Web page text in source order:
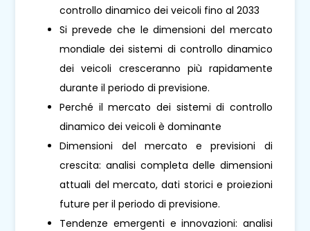
controllo dinamico dei veicoli fino al 2033
Si prevede che le dimensioni del mercato
mondiale dei sistemi di controllo dinamico
dei veicoli cresceranno più rapidamente
durante il periodo di previsione.
Perché il mercato dei sistemi di controllo
dinamico dei veicoli è dominante
Dimensioni del mercato e previsioni di
crescita: analisi completa delle dimensioni
attuali del mercato, dati storici e proiezioni
future per il periodo di previsione.
Tendenze emergenti e innovazioni: analisi